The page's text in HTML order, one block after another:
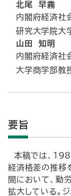
北尾 早霧
内閣府経済社
研究大学院大
山田 知明
内閣府経済社
大学商学部教
要旨
本稿では、
経済格差の推移
間において、勤
拡大している。